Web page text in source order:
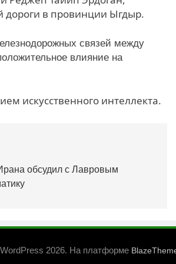
дороги в провинции Ыгдыр.
связей между
влияние на
искусственного интеллекта.
обсудил с Лавровым
2026. На платформе